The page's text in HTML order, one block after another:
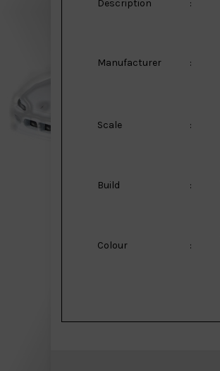
Description :
Manufacturer :
Scale :
Build :
Colour :